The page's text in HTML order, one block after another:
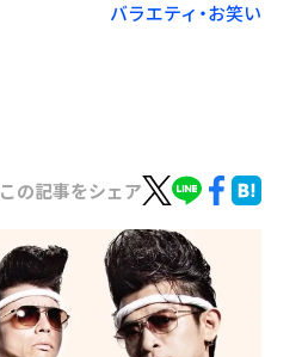
バラエティ・お笑い
この記事をシェア